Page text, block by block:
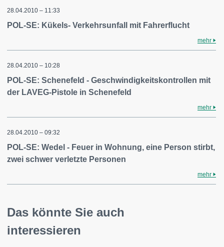
28.04.2010 – 11:33
POL-SE: Kükels- Verkehrsunfall mit Fahrerflucht
mehr
28.04.2010 – 10:28
POL-SE: Schenefeld - Geschwindigkeitskontrollen mit
der LAVEG-Pistole in Schenefeld
mehr
28.04.2010 – 09:32
POL-SE: Wedel - Feuer in Wohnung, eine Person stirbt,
zwei schwer verletzte Personen
mehr
Das könnte Sie auch
interessieren